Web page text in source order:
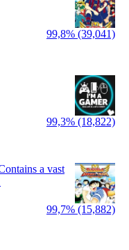
99,8% (39,041)
99,3% (18,822)
a vast
99,7% (15,882)